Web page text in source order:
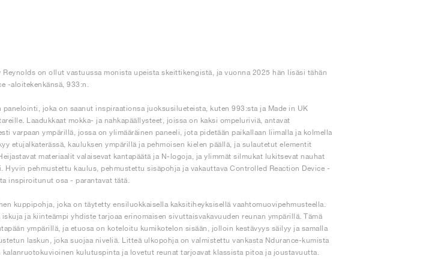
on ollut vastuussa monista upeista skeittikengistä, ja vuonna 2025 hän lisäsi tähän
-aloitekenkänsä, 933:n.
joka on saanut inspiraationsa juoksusilueteista, kuten 993:sta ja Made in UK
Laadukkaat mokka- ja nahkapäällysteet, joissa on kaksi ompeluriviä, antavat
varpaan ympärillä, jossa on ylimääräinen paneeli, jota pidetään paikallaan liimalla ja kolmella
etujalkaterässä, kauluksen ympärillä ja pehmoisen kielen päällä, ja sulautetut elementit
materiaalit valaisevat kantapäätä ja N-logoja, ja ylimmät silmukat lukitsevat nauhat
Hyvin pehmustettu kaulus, pehmustettu sisäpohja ja vakauttava Controlled Reaction Device -
inspiroitunut osa - parantavat tätä.
kuppipohja, joka on täytetty ensiluokkaisella kaksitiheyksisellä vaahtomuovipehmusteella.
iskuja ja kiinteämpi yhdiste tarjoaa erinomaisen sivuttaisvakavuuden reunan ympärillä. Tämä
ympärillä, ja etuosa on koteloitu kumikotelon sisään, jolloin kestävyys säilyy ja samalla
laskun, joka suojaa niveliä. Litteä ulkopohja on valmistettu vankasta Ndurance-kumista
kalanruotokuvioinen kulutuspinta ja lovetut reunat tarjoavat klassista pitoa ja joustavuutta.